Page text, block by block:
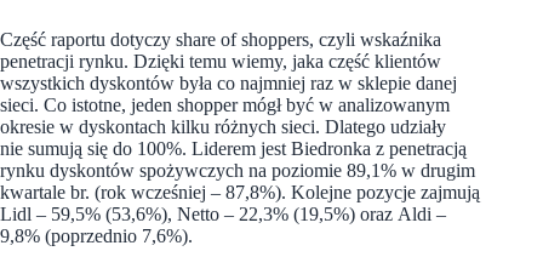
Część raportu dotyczy share of shoppers, czyli wskaźnika
penetracji rynku. Dzięki temu wiemy, jaka część klientów
wszystkich dyskontów była co najmniej raz w sklepie danej
sieci. Co istotne, jeden shopper mógł być w analizowanym
okresie w dyskontach kilku różnych sieci. Dlatego udziały
nie sumują się do 100%. Liderem jest Biedronka z penetracją
rynku dyskontów spożywczych na poziomie 89,1% w drugim
kwartale br. (rok wcześniej – 87,8%). Kolejne pozycje zajmują
Lidl – 59,5% (53,6%), Netto – 22,3% (19,5%) oraz Aldi –
9,8% (poprzednio 7,6%).